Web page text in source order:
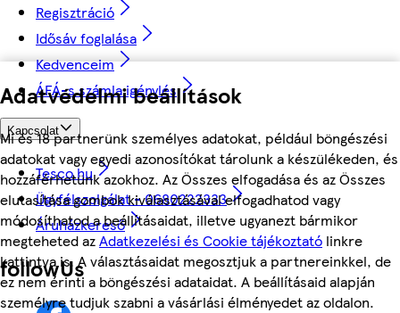
Adatvédelmi beállítások
Mi és 18 partnerünk személyes adatokat, például böngészési
adatokat vagy egyedi azonosítókat tárolunk a készülékeden, és
hozzáférhetünk azokhoz. Az Összes elfogadása és az Összes
elutasítása gombok kiválasztásával elfogadhatod vagy
módosíthatod a beállításaidat, illetve ugyanezt bármikor
megteheted azAdatkezelési és Cookie tájékoztató linkre
kattintva is. A választásaidat megosztjuk a partnereinkkel, de
ez nem érinti a böngészési adataidat. A beállításaid alapján
személyre tudjuk szabni a vásárlási élményedet az oldalon.
Regisztráció
Idősáv foglalása
Kedvenceim
ÁFÁ-s számla igénylés
Kapcsolat
Tesco.hu
Ügyfélszolgálat - 0680222333
Áruházkereső
followUs